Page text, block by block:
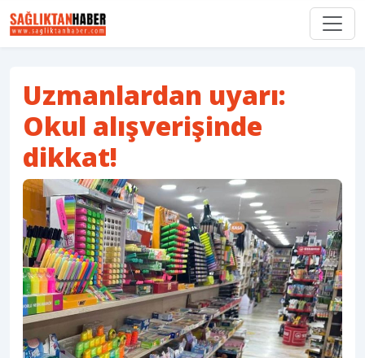
Uzmanlardan uyarı:
Okul alışverişinde
dikkat!